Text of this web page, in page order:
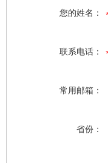
您的姓名：
联系电话：
常用邮箱：
省份：